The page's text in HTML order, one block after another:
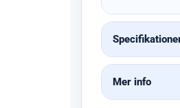
Mer info